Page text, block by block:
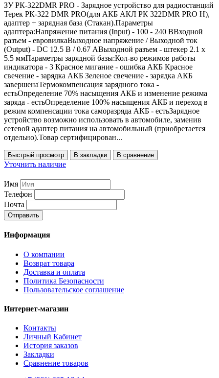
ЗУ РК-322DMR PRO - Зарядное устройство для радиостанций
Терек РК-322 DMR PRO(для АКБ АКЛ РК 322DMR PRO H),
адаптер + зарядная база (Стакан).Параметры
адаптера:Напряжение питания (Input) - 100 - 240 ВВходной
разъем - евровилкаВыходное напряжение / Выходной ток
(Output) - DC 12.5 В / 0.67 АВыходной разъем - штекер 2.1 х
5.5 ммПараметры зарядной базы:Кол-во режимов работы
индикатора - 3 Красное мигание - ошибка АКБ Красное
свечение - зарядка АКБ Зеленое свечение - зарядка АКБ
завершенаТермокомпенсация зарядного тока -
естьОпределение 70% насыщения АКБ и изменение режима
заряда - естьОпределение 100% насыщения АКБ и переход в
режим компенсации тока саморазряда АКБ - естьЗарядное
устройство возможно использовать в автомобиле, заменив
сетевой адаптер питания на автомобильный (приобретается
отдельно).Товар сертифицирован...
Быстрый просмотр В закладки В сравнение
Уточнить наличие
Имя
Телефон
Почта
Отправить
Информация
О компании
Возврат товара
Доставка и оплата
Политика Безопасности
Пользовательское соглашение
Интернет-магазин
Контакты
Личный Кабинет
История заказов
Закладки
Сравнение товаров